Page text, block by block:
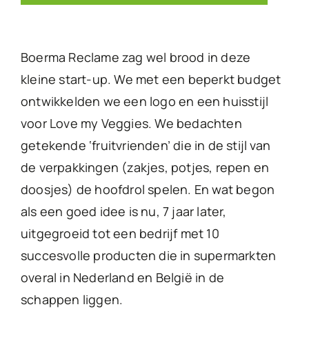
Boerma Reclame zag wel brood in deze
kleine start-up. We met een beperkt budget
ontwikkelden we een logo en een huisstijl
voor Love my Veggies. We bedachten
getekende ‘fruitvrienden’ die in de stijl van
de verpakkingen (zakjes, potjes, repen en
doosjes) de hoofdrol spelen. En wat begon
als een goed idee is nu, 7 jaar later,
uitgegroeid tot een bedrijf met 10
succesvolle producten die in supermarkten
overal in Nederland en België in de
schappen liggen.